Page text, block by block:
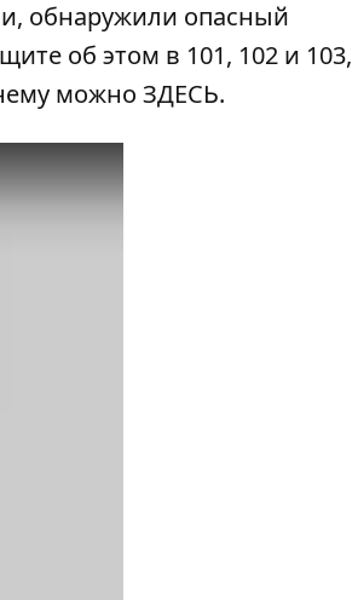
обнаружили опасный
об этом в 101, 102 и 103,
можно ЗДЕСЬ.